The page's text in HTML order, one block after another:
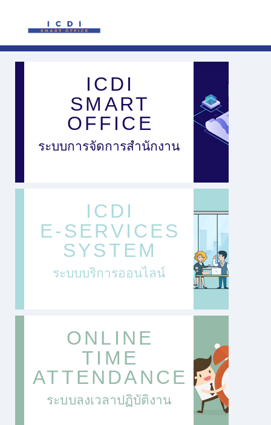
ICDI
SMART
OFFICE
ระบบการจัดการสำนักงาน
ICDI
E-SERVICES
SYSTEM
ระบบบริการออนไลน์
ONLINE
TIME
ATTENDANCE
ระบบลงเวลาปฏิบัติงาน